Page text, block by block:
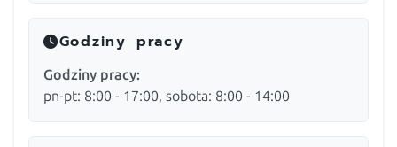
Godziny pracy
Godziny pracy:
pn-pt: 8:00 - 17:00, sobota: 8:00 - 14:00